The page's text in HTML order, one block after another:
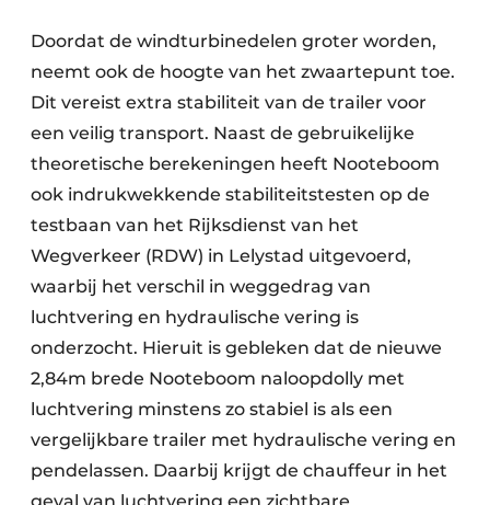
Doordat de windturbinedelen groter worden,
neemt ook de hoogte van het zwaartepunt toe.
Dit vereist extra stabiliteit van de trailer voor
een veilig transport. Naast de gebruikelijke
theoretische berekeningen heeft Nooteboom
ook indrukwekkende stabiliteitstesten op de
testbaan van het Rijksdienst van het
Wegverkeer (RDW) in Lelystad uitgevoerd,
waarbij het verschil in weggedrag van
luchtvering en hydraulische vering is
onderzocht. Hieruit is gebleken dat de nieuwe
2,84m brede Nooteboom naloopdolly met
luchtvering minstens zo stabiel is als een
vergelijkbare trailer met hydraulische vering en
pendelassen. Daarbij krijgt de chauffeur in het